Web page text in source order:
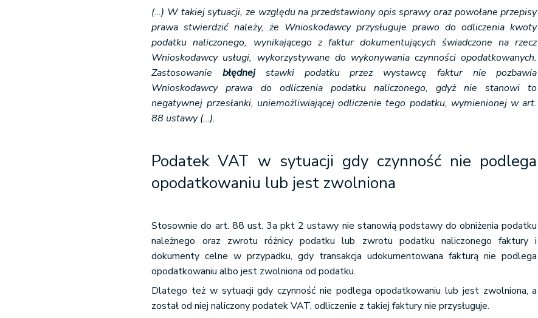
(…) W takiej sytuacji, ze względu na przedstawiony opis sprawy oraz powołane przepisy
prawa stwierdzić należy, że Wnioskodawcy przysługuje prawo do odliczenia kwoty
podatku naliczonego, wynikającego z faktur dokumentujących świadczone na rzecz
Wnioskodawcy usługi, wykorzystywane do wykonywania czynności opodatkowanych.
Zastosowaniebłędnejstawki podatku przez wystawcę faktur nie pozbawia
Wnioskodawcy prawa do odliczenia podatku naliczonego, gdyż nie stanowi to
negatywnej przesłanki, uniemożliwiającej odliczenie tego podatku, wymienionej w art.
88 ustawy (…).
Podatek VAT w sytuacji gdy czynność nie podlega
opodatkowaniu lub jest zwolniona
Stosownie do art. 88 ust. 3a pkt 2 ustawy nie stanowią podstawy do obniżenia podatku
należnego oraz zwrotu różnicy podatku lub zwrotu podatku naliczonego faktury i
dokumenty celne w przypadku, gdy transakcja udokumentowana fakturą nie podlega
opodatkowaniu albo jest zwolniona od podatku.
Dlatego też w sytuacji gdy czynność nie podlega opodatkowaniu lub jest zwolniona, a
został od niej naliczony podatek VAT, odliczenie z takiej faktury nie przysługuje.